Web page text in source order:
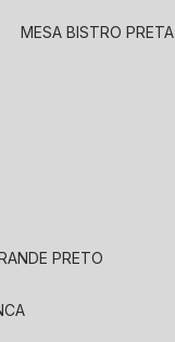
MESA BISTRO PRETA
PRETO